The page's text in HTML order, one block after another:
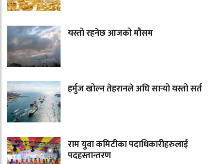
यस्तो रहनेछ आजको मौसम
हर्मुज खोल्न तेहरानले अघि सार्‍यो यस्तो सर्त
राम युवा कमिटीका पदाधिकारीहरुलाई
पदहस्तान्तरण